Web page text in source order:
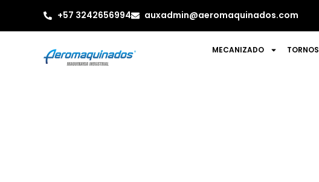
+57 3242656994 auxadmin@aeromaquinados.com
MECANIZADO TORNOS